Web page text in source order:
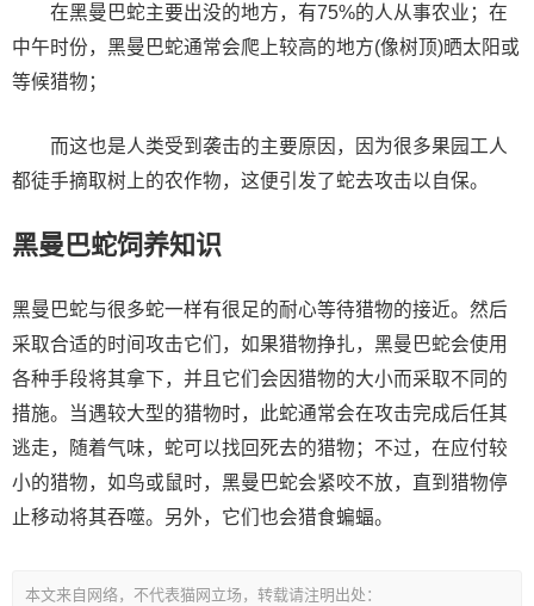
在黑曼巴蛇主要出没的地方，有75%的人从事农业；在
中午时份，黑曼巴蛇通常会爬上较高的地方(像树顶)晒太阳或
等候猎物；
而这也是人类受到袭击的主要原因，因为很多果园工人
都徒手摘取树上的农作物，这便引发了蛇去攻击以自保。
黑曼巴蛇饲养知识
黑曼巴蛇与很多蛇一样有很足的耐心等待猎物的接近。然后
采取合适的时间攻击它们，如果猎物挣扎，黑曼巴蛇会使用
各种手段将其拿下，并且它们会因猎物的大小而采取不同的
措施。当遇较大型的猎物时，此蛇通常会在攻击完成后任其
逃走，随着气味，蛇可以找回死去的猎物；不过，在应付较
小的猎物，如鸟或鼠时，黑曼巴蛇会紧咬不放，直到猎物停
止移动将其吞噬。另外，它们也会猎食蝙蝠。
本文来自网络，不代表猫网立场，转载请注明出处：